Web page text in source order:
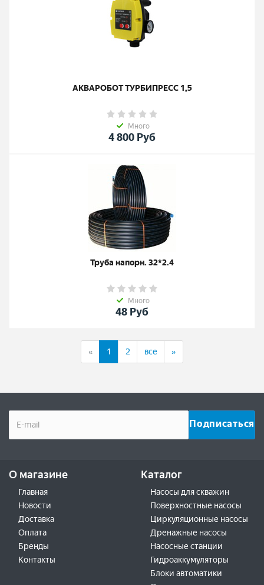
АКВАРОБОТ ТУРБИПРЕСС 1,5
Много
4 800 Руб
Труба напорн. 32*2.4
Много
48 Руб
«назад
1 (current)
2 все »вперёд
О магазине
Главная
Новости
Доставка
Оплата
Бренды
Контакты
Каталог
Насосы для скважин
Поверхностные насосы
Циркуляционные насосы
Дренажные насосы
Насосные станции
Гидроаккумуляторы
Блоки автоматики